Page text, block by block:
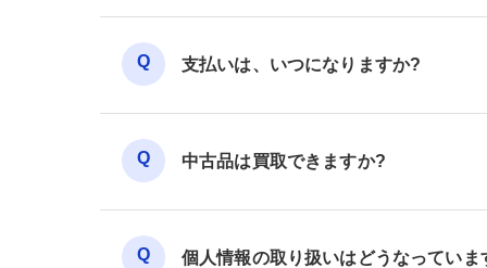
支払いは、いつになりますか?
中古品は買取できますか?
個人情報の取り扱いはどうなっていま